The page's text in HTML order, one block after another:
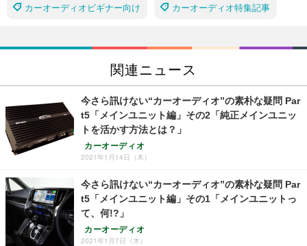
カーオーディオビギナー向け カーオーディオ特集記事
関連ニュース
今さら訊けない“カーオーディオ”の素朴な疑問 Par
t5「メインユニット編」その2「純正メインユニッ
トを活かす方法とは？」
カーオーディオ
2021年1月14日（木）
今さら訊けない“カーオーディオ”の素朴な疑問 Par
t5「メインユニット編」その1「メインユニットっ
て、何!?」
カーオーディオ
2021年1月7日（木）